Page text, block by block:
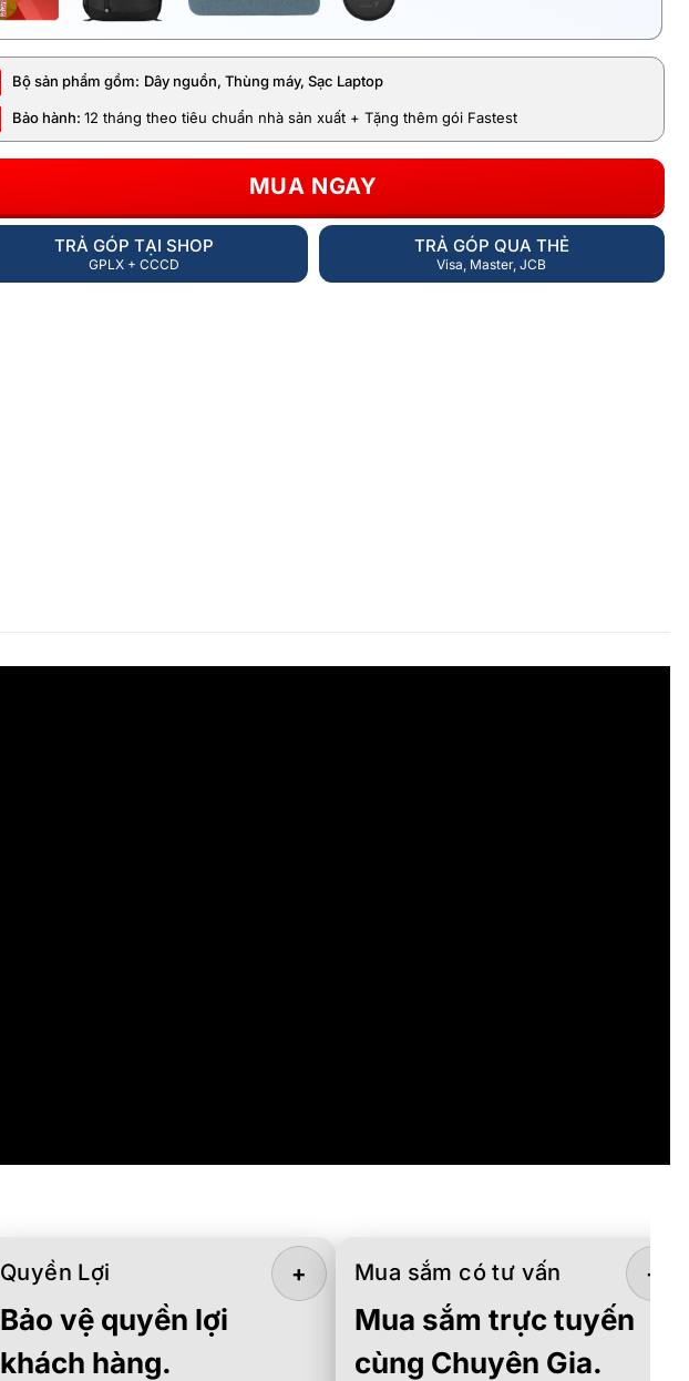
Bộ sản phẩm gồm: Dây nguồn, Thùng máy, Sạc Laptop
Bảo hành: 12 tháng theo tiêu chuẩn nhà sản xuất + Tặng thêm gói Fastest
MUA NGAY
TRẢ GÓP TẠI SHOP
GPLX + CCCD
TRẢ GÓP QUA THẺ
Visa, Master, JCB
Quyền Lợi
Bảo vệ quyền lợi
khách hàng.
+ Mua sắm có tư vấn
Mua sắm trực tuyến
cùng Chuyên Gia.
+